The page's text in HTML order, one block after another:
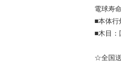
電球寿
■本体行
■木目：
☆全国送